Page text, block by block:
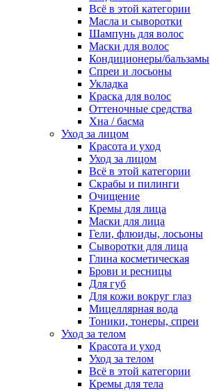
Всё в этой категории
Масла и сыворотки
Шампунь для волос
Маски для волос
Кондиционеры/бальзамы
Спреи и лосьоны
Укладка
Краска для волос
Оттеночные средства
Хна / басма
Уход за лицом
Красота и уход
Уход за лицом
Всё в этой категории
Скрабы и пилинги
Очищение
Кремы для лица
Маски для лица
Гели, флюиды, лосьоны
Сыворотки для лица
Глина косметическая
Брови и ресницы
Для губ
Для кожи вокруг глаз
Мицеллярная вода
Тоники, тонеры, спреи
Уход за телом
Красота и уход
Уход за телом
Всё в этой категории
Кремы для тела